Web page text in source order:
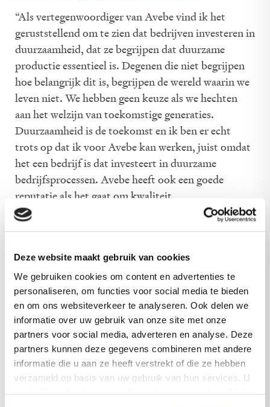
Deze website maakt gebruik van cookies
We gebruiken cookies om content en advertenties te
personaliseren, om functies voor social media te bieden
en om ons websiteverkeer te analyseren. Ook delen we
informatie over uw gebruik van onze site met onze
partners voor social media, adverteren en analyse. Deze
partners kunnen deze gegevens combineren met andere
informatie die u aan ze heeft verstrekt of die ze hebben
verzameld op basis van uw gebruik van hun services. U
“Als vertegenwoordiger van Avebe vind ik het
geruststellend om te zien dat bedrijven investeren in
duurzaamheid, dat ze begrijpen dat duurzame
productie essentieel is. Degenen die niet begrijpen
hoe belangrijk dit is, begrijpen de wereld waarin we
leven niet. We hebben geen keuze als we hechten
aan het welzijn van toekomstige generaties.
Duurzaamheid is de toekomst en ik ben er echt
trots op dat ik voor Avebe kan werken, juist omdat
het een bedrijf is dat investeert in duurzame
bedrijfsprocessen. Avebe heeft ook een goede
reputatie als het gaat om kwaliteit,
betrouwbaarheid en stabiliteit. Onze klanten
coöperatie kenmerkt zich door zeggenschap,
verdeling onder leden en hergebruik van middelen
voor haar doeleinden.In tegenstelling tot
beursgenoteerde ondernemingen waar het korte
termijn financiële belang vaak voorop staat.”
This interview was published in theAvebe
Magazine, juli 2021